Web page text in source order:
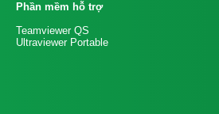
Phần mềm hỗ trợ
Teamviewer QS
Ultraviewer Portable